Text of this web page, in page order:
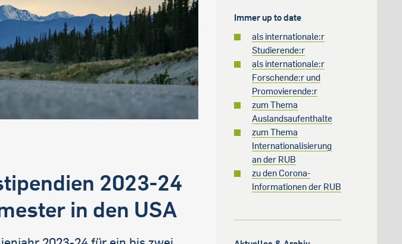
2023-24
in den USA
Immer up to date
als internationale:r
Studierende:r
als internationale:r
Forschende:r und
Promovierende:r
zum Thema
Auslandsaufenthalte
zum Thema
Internationalisierung
an der RUB
zu den Corona-
Informationen der RUB